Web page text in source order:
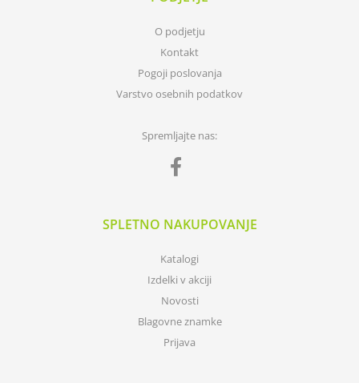
O podjetju
Kontakt
Pogoji poslovanja
Varstvo osebnih podatkov
Spremljajte nas:
SPLETNO NAKUPOVANJE
Katalogi
Izdelki v akciji
Novosti
Blagovne znamke
Prijava